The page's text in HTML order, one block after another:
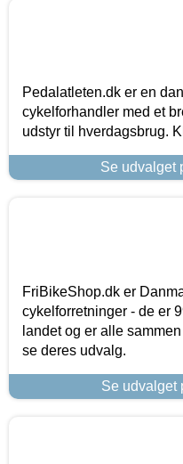
Pedalatleten.dk er en
cykelforhandler med et
udstyr til hverdagsbrug.
Se udvalget
FriBikeShop.dk er
cykelforretninger - de er
landet og er alle
se deres udvalg.
Se udvalget